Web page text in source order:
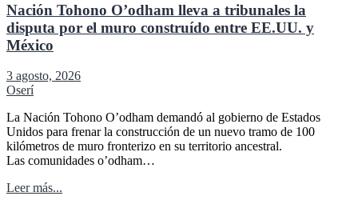
Nación Tohono O’odham lleva a tribunales la
disputa por el muro construído entre EE.UU. y
México
3 agosto, 2026
Oserí
La Nación Tohono O’odham demandó al gobierno de Estados
Unidos para frenar la construcción de un nuevo tramo de 100
kilómetros de muro fronterizo en su territorio ancestral.
Las comunidades o’odham…
Leer más...